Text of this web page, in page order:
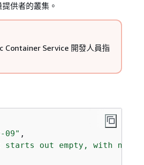
供者的叢集。
Container Service 開發人員指
09" ,
starts out empty, with no